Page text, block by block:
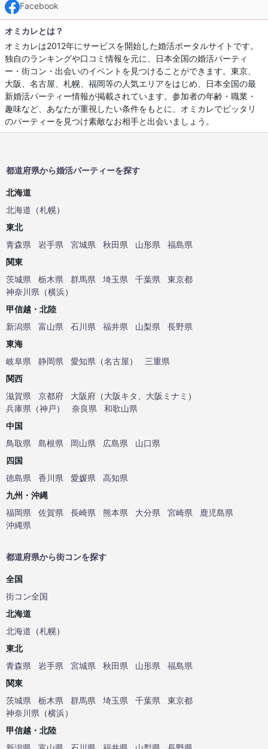
Facebook
オミカレとは？
オミカレは2012年にサービスを開始した婚活ポータルサイトです。
独自のランキングや口コミ情報を元に、日本全国の婚活パーティ
ー・街コン・出会いのイベントを見つけることができます。東京、
大阪、名古屋、札幌、福岡等の人気エリアをはじめ、日本全国の最
新婚活パーティー情報が掲載されています。参加者の年齢・職業・
趣味など、あなたが重視したい条件をもとに、オミカレでピッタリ
のパーティーを見つけ素敵なお相手と出会いましょう。
都道府県から婚活パーティーを探す
北海道
北海道 （札幌）
東北
青森県
岩手県 宮城県 秋田県 山形県
福島県
関東
茨城県
栃木県 群馬県 埼玉県 千葉県
東京都
神奈川県 （横浜）
甲信越・北陸
新潟県
富山県 石川県 福井県 山梨県
長野県
東海
岐阜県
静岡県 愛知県 （名古屋）
三重県
関西
滋賀県
京都府 大阪府 （大阪キタ 大阪ミナミ ）
兵庫県 （神戸） 奈良県
和歌山県
中国
鳥取県
島根県 岡山県 広島県
山口県
四国
徳島県
香川県 愛媛県
高知県
九州・沖縄
福岡県
佐賀県 長崎県 熊本県 大分県 宮崎県
鹿児島県
沖縄県
都道府県から街コンを探す
全国
街コン全国
北海道
北海道 （札幌）
東北
青森県
岩手県 宮城県 秋田県 山形県
福島県
関東
茨城県
栃木県 群馬県 埼玉県 千葉県
東京都
神奈川県 （横浜）
甲信越・北陸